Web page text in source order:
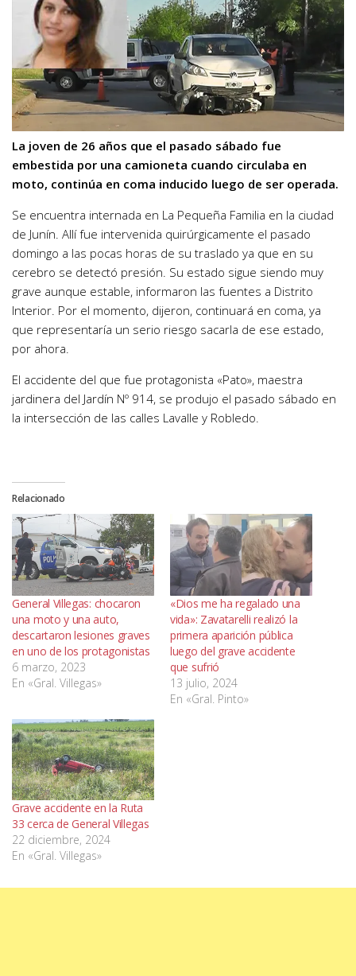
La joven de 26 años que el pasado sábado fue
embestida por una camioneta cuando circulaba en
moto, continúa en coma inducido luego de ser operada.
Se encuentra internada en La Pequeña Familia en la ciudad
de Junín. Allí fue intervenida quirúrgicamente el pasado
domingo a las pocas horas de su traslado ya que en su
cerebro se detectó presión. Su estado sigue siendo muy
grave aunque estable, informaron las fuentes a Distrito
Interior. Por el momento, dijeron, continuará en coma, ya
que representaría un serio riesgo sacarla de ese estado,
por ahora.
El accidente del que fue protagonista «Pato», maestra
jardinera del Jardín Nº 914, se produjo el pasado sábado en
la intersección de las calles Lavalle y Robledo.
Relacionado
General Villegas: chocaron
una moto y una auto,
descartaron lesiones graves
en uno de los protagonistas
6 marzo, 2023
En «Gral. Villegas»
«Dios me ha regalado una
vida»: Zavatarelli realizó la
primera aparición pública
luego del grave accidente
que sufrió
13 julio, 2024
En «Gral. Pinto»
Grave accidente en la Ruta
33 cerca de General Villegas
22 diciembre, 2024
En «Gral. Villegas»